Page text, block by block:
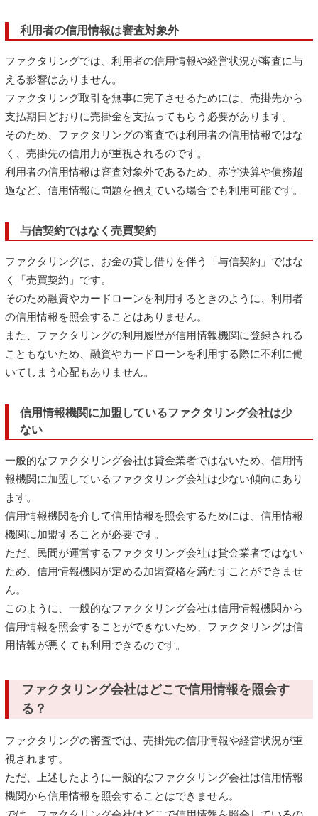
利用者の信用情報は審査対象外
ファクタリングでは、利用者の信用情報や経営状況が審査に与
える影響はありません。
ファクタリング取引を無事に完了させるためには、売掛先から
支払期日どおりに売掛金を支払ってもらう必要があります。
そのため、ファクタリングの審査では利用者の信用情報ではな
く、売掛先の信用力が重視されるのです。
利用者の信用情報は審査対象外であるため、赤字決算や債務超
過など、信用情報に問題を抱えている場合でも利用可能です。
与信契約ではなく売買契約
ファクタリングは、お金の貸し借りを伴う「与信契約」ではな
く「売買契約」です。
そのため融資やカードローンを利用するときのように、利用者
の信用情報を照会することはありません。
また、ファクタリングの利用履歴が信用情報機関に登録される
こともないため、融資やカードローンを利用する際に不利に働
いてしまう心配もありません。
信用情報機関に加盟しているファクタリング会社は少
ない
一般的なファクタリング会社は貸金業者ではないため、信用情
報機関に加盟しているファクタリング会社は少ない傾向にあり
ます。
信用情報機関を介して信用情報を照会するためには、信用情報
機関に加盟することが必要です。
ただ、民間が運営するファクタリング会社は貸金業者ではない
ため、信用情報機関が定める加盟資格を満たすことができませ
ん。
このように、一般的なファクタリング会社は信用情報機関から
信用情報を照会することができないため、ファクタリングは信
用情報が悪くても利用できるのです。
ファクタリング会社はどこで信用情報を照会す
る？
ファクタリングの審査では、売掛先の信用情報や経営状況が重
視されます。
ただ、上述したように一般的なファクタリング会社は信用情報
機関から信用情報を照会することはできません。